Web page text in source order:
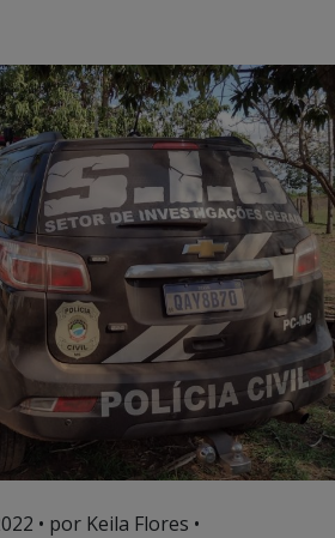
• por Keila Flores •